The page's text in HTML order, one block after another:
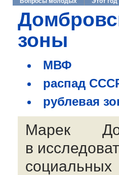
зоны
МВФ
распад
рублевая
Марек
в